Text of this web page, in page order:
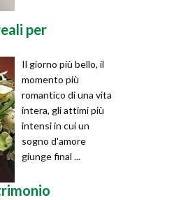
per
Il giorno più bello, il
momento più
romantico di una vita
intera, gli attimi più
intensi in cui un
sogno d'amore
giunge final ...